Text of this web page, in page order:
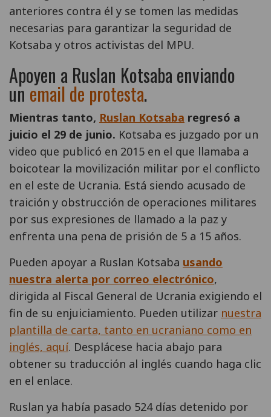
anteriores contra él y se tomen las medidas
necesarias para garantizar la seguridad de
Kotsaba y otros activistas del MPU.
Apoyen a Ruslan Kotsaba enviando
un email de protesta.
Mientras tanto, Ruslan Kotsaba regresó a
juicio el 29 de junio. Kotsaba es juzgado por un
video que publicó en 2015 en el que llamaba a
boicotear la movilización militar por el conflicto
en el este de Ucrania. Está siendo acusado de
traición y obstrucción de operaciones militares
por sus expresiones de llamado a la paz y
enfrenta una pena de prisión de 5 a 15 años.
Pueden apoyar a Ruslan Kotsaba usando
nuestra alerta por correo electrónico,
dirigida al Fiscal General de Ucrania exigiendo el
fin de su enjuiciamiento. Pueden utilizar nuestra
plantilla de carta, tanto en ucraniano como en
inglés, aquí. Desplácese hacia abajo para
obtener su traducción al inglés cuando haga clic
en el enlace.
Ruslan ya había pasado 524 días detenido por